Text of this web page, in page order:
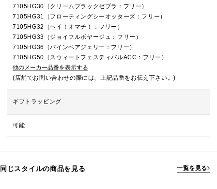
7105HG30（クリームブラックゼブラ：フリー）
7105HG31（フローティングシーオッターズ：フリー）
7105HG32（ヘイ！オマチ！：フリー）
7105HG33（ジョイフルボヤージュ：フリー）
7105HG36（パインベアジェリー：フリー）
7105HG50（スウィートフェスティバルACC：フリー）
他のメーカー品番を表示する
(店舗でお問い合わせの際には、上記品番をお伝え下さい。)
ギフトラッピング
可能
同じスタイルの商品を見る 一覧を見る